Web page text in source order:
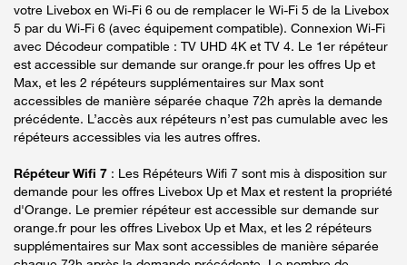
votre Livebox en Wi-Fi 6 ou de remplacer le Wi-Fi 5 de la Livebox
5 par du Wi-Fi 6 (avec équipement compatible). Connexion Wi-Fi
avec Décodeur compatible : TV UHD 4K et TV 4. Le 1er répéteur
est accessible sur demande sur orange.fr pour les offres Up et
Max, et les 2 répéteurs supplémentaires sur Max sont
accessibles de manière séparée chaque 72h après la demande
précédente. L’accès aux répéteurs n’est pas cumulable avec les
répéteurs accessibles via les autres offres.
Répéteur Wifi 7 : Les Répéteurs Wifi 7 sont mis à disposition sur
demande pour les offres Livebox Up et Max et restent la propriété
d'Orange. Le premier répéteur est accessible sur demande sur
orange.fr pour les offres Livebox Up et Max, et les 2 répéteurs
supplémentaires sur Max sont accessibles de manière séparée